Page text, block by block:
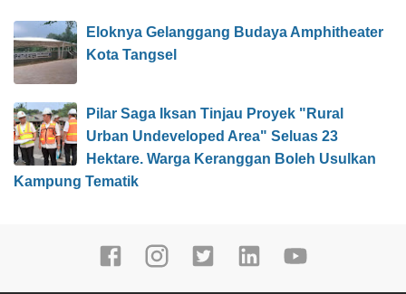
Eloknya Gelanggang Budaya Amphitheater
Kota Tangsel
Pilar Saga Iksan Tinjau Proyek "Rural
Urban Undeveloped Area" Seluas 23
Hektare. Warga Keranggan Boleh Usulkan
Kampung Tematik